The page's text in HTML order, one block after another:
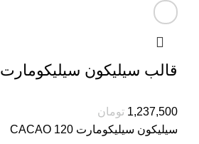
قالب سیلیکون سیلیکومارت CACAO 120
1,237,500 تومان
سیلیکون سیلیکومارت CACAO 120